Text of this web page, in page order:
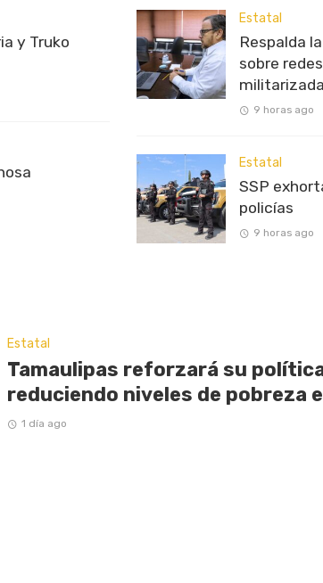
y Truko
Estatal
Respalda
sobre
9 horas ago
Estatal
SSP
policías
9 horas ago
Estatal
Tamaulipas reforzará su
reduciendo niveles de pobreza
1 día ago